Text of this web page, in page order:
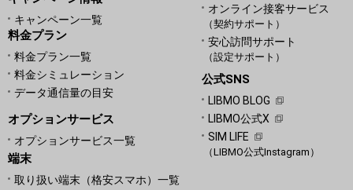
キャンペーン一覧
料金プラン
料金プラン一覧
料金シミュレーション
データ通信量の目安
オプションサービス
オプションサービス一覧
端末
取り扱い端末（格安スマホ）一覧
オンライン接客サービス
（契約サポート）
安心訪問サポート
（設定サポート）
公式SNS
LIBMO BLOG
LIBMO公式X
SIM LIFE
（LIBMO公式Instagram）